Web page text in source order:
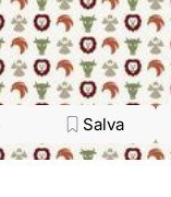
Salva